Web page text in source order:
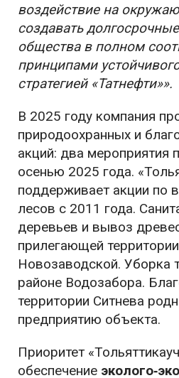
воздействие на
создавать
общества в полном
принципами
стратегией «Татнефти»».
В 2025 году компания
природоохранных и
акций: два мероприятия
осенью 2025 года.
поддерживает акции по
лесов с 2011 года.
деревьев и вывоз
прилегающей
Новозаводской. Уборка
районе Водозабора.
территории Ситнева
предприятию объекта.
Приоритет
обеспечение